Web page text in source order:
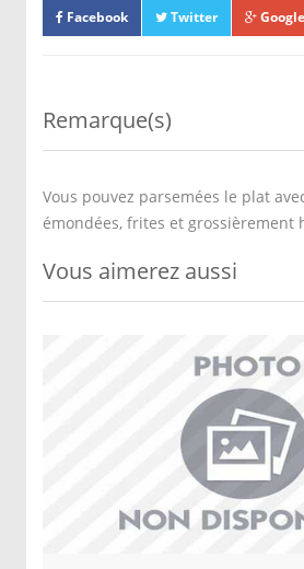
Facebook Twitter
Remarque(s)
Vous pouvez parsemées le plat
émondées, frites et grossièrement
Vous aimerez aussi